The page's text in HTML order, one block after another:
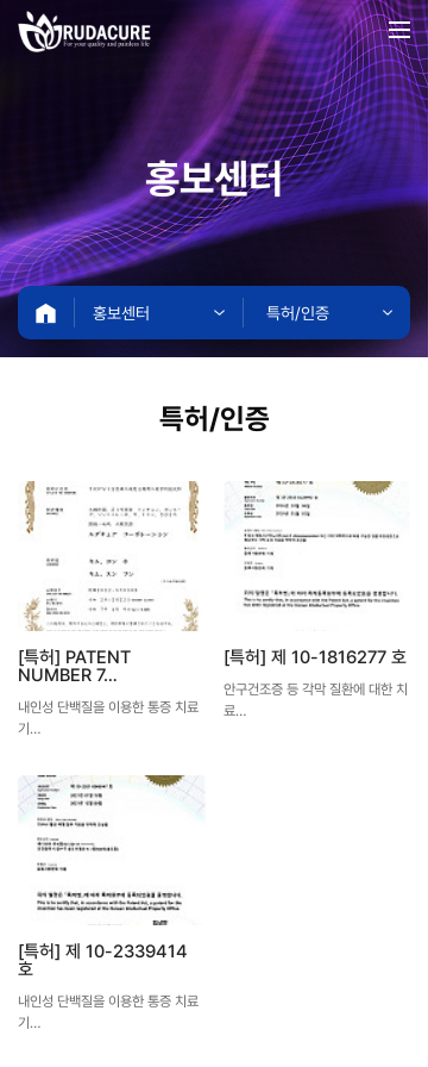
홍보센터
홍보센터 특허/인증
특허/인증
[특허] PATENT
NUMBER 7…
내인성 단백질을 이용한 통증 치료
기…
[특허] 제 10-1816277 호
안구건조증 등 각막 질환에 대한 치
료…
[특허] 제 10-2339414
호
내인성 단백질을 이용한 통증 치료
기…